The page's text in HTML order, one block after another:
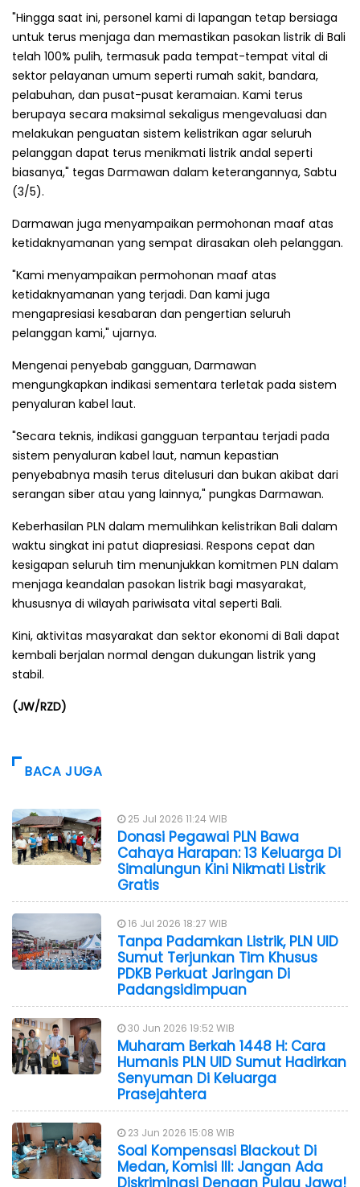
"Hingga saat ini, personel kami di lapangan tetap bersiaga
untuk terus menjaga dan memastikan pasokan listrik di Bali
telah 100% pulih, termasuk pada tempat-tempat vital di
sektor pelayanan umum seperti rumah sakit, bandara,
pelabuhan, dan pusat-pusat keramaian. Kami terus
berupaya secara maksimal sekaligus mengevaluasi dan
melakukan penguatan sistem kelistrikan agar seluruh
pelanggan dapat terus menikmati listrik andal seperti
biasanya," tegas Darmawan dalam keterangannya, Sabtu
(3/5).
Darmawan juga menyampaikan permohonan maaf atas
ketidaknyamanan yang sempat dirasakan oleh pelanggan.
"Kami menyampaikan permohonan maaf atas
ketidaknyamanan yang terjadi. Dan kami juga
mengapresiasi kesabaran dan pengertian seluruh
pelanggan kami," ujarnya.
Mengenai penyebab gangguan, Darmawan
mengungkapkan indikasi sementara terletak pada sistem
penyaluran kabel laut.
"Secara teknis, indikasi gangguan terpantau terjadi pada
sistem penyaluran kabel laut, namun kepastian
penyebabnya masih terus ditelusuri dan bukan akibat dari
serangan siber atau yang lainnya," pungkas Darmawan.
Keberhasilan PLN dalam memulihkan kelistrikan Bali dalam
waktu singkat ini patut diapresiasi. Respons cepat dan
kesigapan seluruh tim menunjukkan komitmen PLN dalam
menjaga keandalan pasokan listrik bagi masyarakat,
khususnya di wilayah pariwisata vital seperti Bali.
Kini, aktivitas masyarakat dan sektor ekonomi di Bali dapat
kembali berjalan normal dengan dukungan listrik yang
stabil.
(JW/RZD)
BACA JUGA
25 Jul 2026 11:24 WIB
Donasi Pegawai PLN Bawa
Cahaya Harapan: 13 Keluarga Di
Simalungun Kini Nikmati Listrik
Gratis
16 Jul 2026 18:27 WIB
Tanpa Padamkan Listrik, PLN UID
Sumut Terjunkan Tim Khusus
PDKB Perkuat Jaringan Di
Padangsidimpuan
30 Jun 2026 19:52 WIB
Muharam Berkah 1448 H: Cara
Humanis PLN UID Sumut Hadirkan
Senyuman Di Keluarga
Prasejahtera
23 Jun 2026 15:08 WIB
Soal Kompensasi Blackout Di
Medan, Komisi III: Jangan Ada
Diskriminasi Dengan Pulau Jawa!